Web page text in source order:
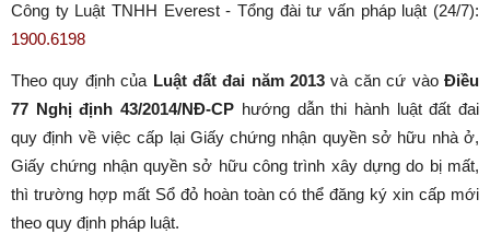
Công ty Luật TNHH Everest - Tổng đài tư vấn pháp luật (24/7):
1900.6198
Theo quy định của Luật đất đai năm 2013 và căn cứ vàoĐiều
77 Nghị định 43/2014/NĐ-CP hướng dẫn thi hành luật đất đai
quy định về việc cấp lại Giấy chứng nhận quyền sở hữu nhà ở,
Giấy chứng nhận quyền sở hữu công trình xây dựng do bị mất,
thì trường hợp mất Sổ đỏ hoàn toàn có thể đăng ký xin cấp mới
theo quy định pháp luật.